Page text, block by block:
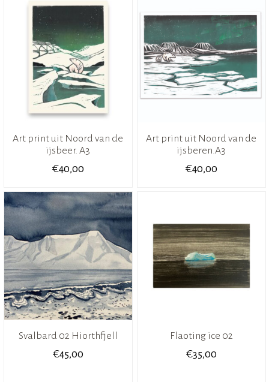
Art print uit Noord van de
ijsbeer. A3
€40,00
Art print uit Noord van de
ijsberen.A3
€40,00
Svalbard 02 Hiorthfjell
€45,00
Flaoting ice 02
€35,00